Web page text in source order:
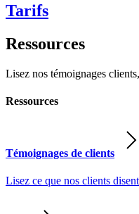
Tarifs
Ressources
Lisez nos témoignages
Ressources
Témoignages de clients
Lisez ce que nos clients